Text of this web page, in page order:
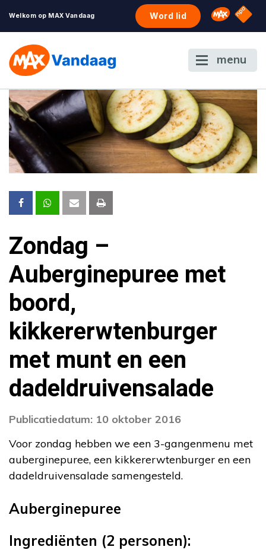
Welkom op MAX Vandaag Word lid Omroep
NPO
menu
Zondag –
Auberginepuree met
boord,
kikkererwtenburger
met munt en een
dadeldruivensalade
Publicatiedatum: 10 oktober 2016
Voor zondag hebben we een 3-gangenmenu met
auberginepuree, een kikkererwtenburger en een
dadeldruivensalade samengesteld.
Auberginepuree
Ingrediënten (2 personen):